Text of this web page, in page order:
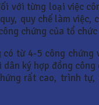
với từng loại việc
quy chế làm việc,
chứng của tổ
từ 4-5 công
ký hợp đồng
rất cao, trình